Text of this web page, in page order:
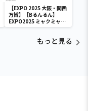
【EXPO 2025 大阪・関西
万博】【Bるんるん】
EXPO2025 ミャクミャク
カラフルゴム紐付きぬい
もっと見る